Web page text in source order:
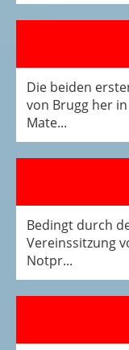
Die beiden
von Brugg her
Mate...
Bedingt durch
Vereinssitzung
Notpr...